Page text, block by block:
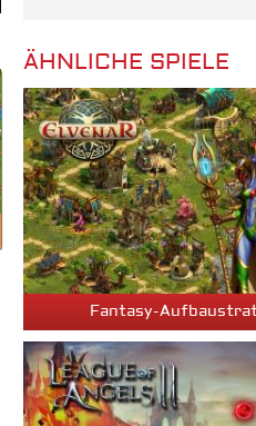
ÄHNLICHE SPIELE
Fantasy-